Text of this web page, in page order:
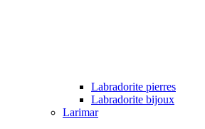
Labradorite pierres
Labradorite bijoux
Larimar